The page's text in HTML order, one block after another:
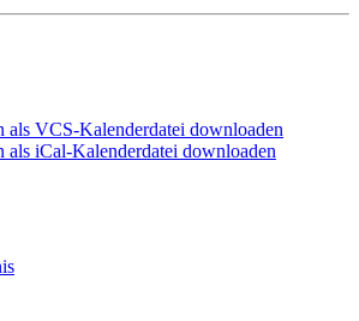
als VCS-Kalenderdatei downloaden
als iCal-Kalenderdatei downloaden